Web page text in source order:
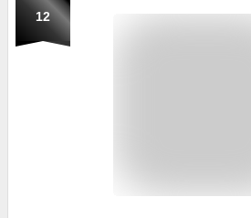
12